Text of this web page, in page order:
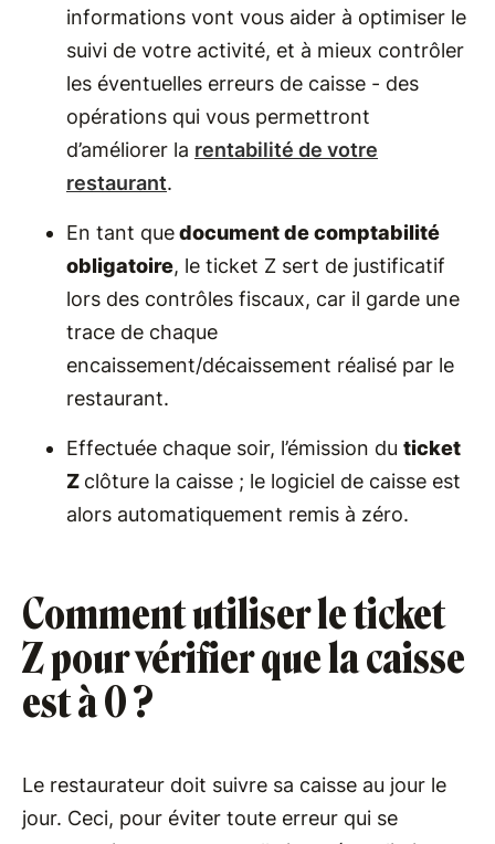
informations vont vous aider à optimiser le
suivi de votre activité, et à mieux contrôler
les éventuelles erreurs de caisse - des
opérations qui vous permettront
d’améliorer la rentabilité de votre
restaurant.
En tant quedocument de comptabilité
obligatoire, le ticket Z sert de justificatif
lors des contrôles fiscaux, car il garde une
trace de chaque
encaissement/décaissement réalisé par le
restaurant.
Effectuée chaque soir, l’émission du ticket
Z clôture la caisse ; le logiciel de caisse est
alors automatiquement remis à zéro.
Comment utiliser le ticket
Z pour vérifier que la caisse
est à 0 ?
Le restaurateur doit suivre sa caisse au jour le
jour. Ceci, pour éviter toute erreur qui se